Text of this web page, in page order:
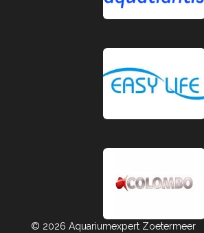
© 2026 Aquariumexpert Zoetermeer